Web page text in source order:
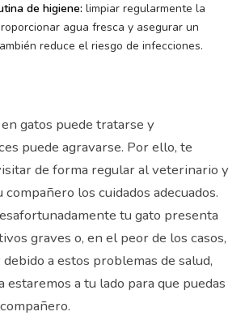
de higiene: limpiar regularmente la
agua fresca y asegurar un
reduce el riesgo de infecciones.
gatos puede tratarse y
puede agravarse. Por ello, te
de forma regular al veterinario y
los cuidados adecuados.
tu gato presenta
graves o, en el peor de los casos,
a estos problemas de salud,
estaremos a tu lado para que puedas